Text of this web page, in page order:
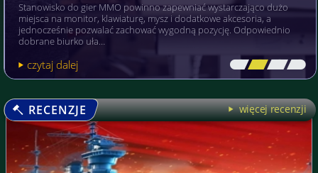
Stanowisko do gier MMO powinno zapewniać wystarczająco dużo
miejsca na monitor, klawiaturę, mysz i dodatkowe akcesoria, a
jednocześnie pozwalać zachować wygodną pozycję. Odpowiednio
dobrane biurko uła…
czytaj dalej [\ \\ \\ \]
RECENZJE więcej recenzji